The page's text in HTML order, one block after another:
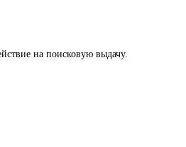
на поисковую выдачу.